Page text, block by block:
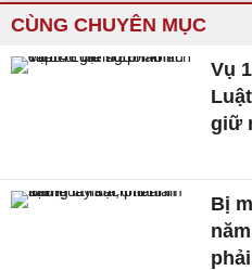
CÙNG CHUYÊN MỤC
Vụ
giữ
Bị